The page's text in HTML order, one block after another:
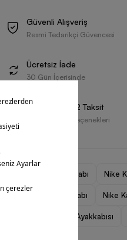
Güvenli Alışveriş
Resmi Tedarikçi Güvencesi
Ücretsiz İade
30 Gün İçerisinde
Vade Farksız 2 Taksit
Farklı Ödeme Seçenekleri
Kadın Spor Ayakkabı Nike
Nike Kadın Ayakkabı Nike
Nike Kadın Koşu Ayakkabısı